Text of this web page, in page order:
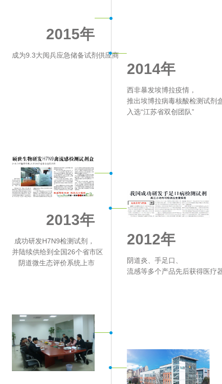
2015年
成为9.3大阅兵应急储备试剂供应商
2014年
西非暴发埃博拉疫情，
推出埃博拉病毒核酸检测试剂
入选“江苏省双创团队”
2013年
成功研发H7N9检测试剂，
并陆续供给到全国26个省市区
阴道微生态评价系统上市
2012年
阴道炎、手足口、
流感等多个产品先后获得医疗